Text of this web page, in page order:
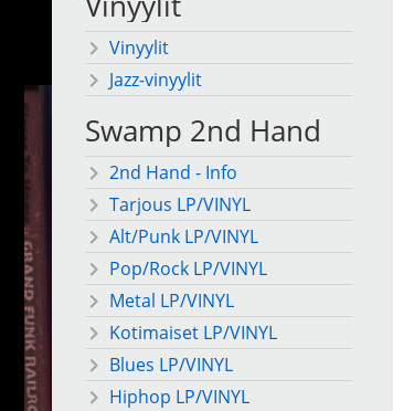
Vinyylit
Jazz-vinyylit
Swamp 2nd Hand
2nd Hand - Info
Tarjous LP/VINYL
Alt/Punk LP/VINYL
Pop/Rock LP/VINYL
Metal LP/VINYL
Kotimaiset LP/VINYL
Blues LP/VINYL
Hiphop LP/VINYL